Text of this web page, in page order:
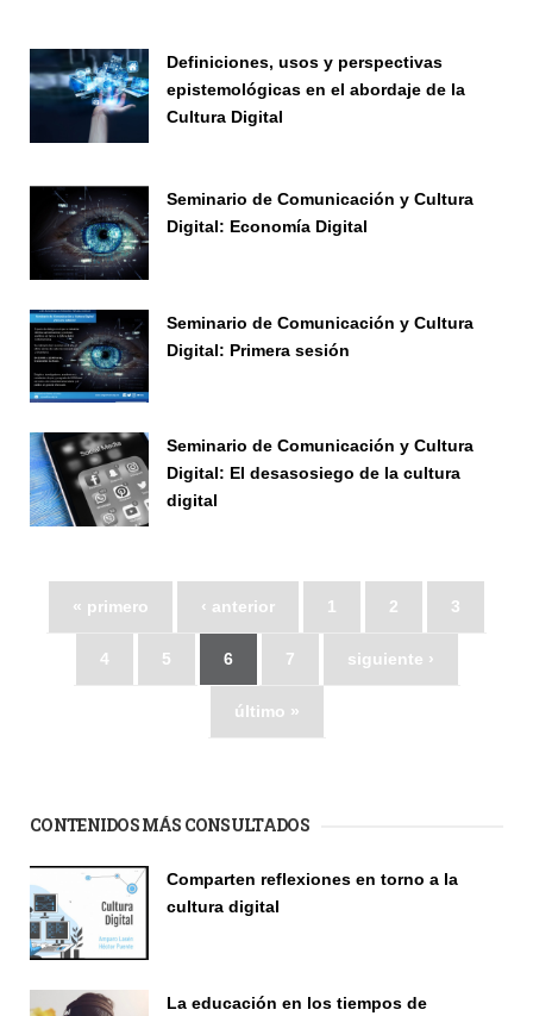
Definiciones, usos y perspectivas
epistemológicas en el abordaje de la
Cultura Digital
Seminario de Comunicación y Cultura
Digital: Economía Digital
Seminario de Comunicación y Cultura
Digital: Primera sesión
Seminario de Comunicación y Cultura
Digital: El desasosiego de la cultura
digital
« primero ‹ anterior 1 2 3
4 5 6 7 siguiente ›
último »
CONTENIDOS MÁS CONSULTADOS
Comparten reflexiones en torno a la
cultura digital
La educación en los tiempos de